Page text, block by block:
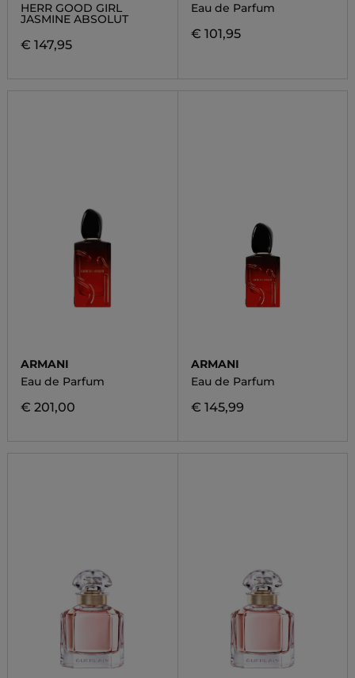
HERR GOOD GIRL
JASMINE ABSOLUT
€ 147,95
Eau de Parfum
€ 101,95
ARMANI
Eau de Parfum
€ 201,00
ARMANI
Eau de Parfum
€ 145,99